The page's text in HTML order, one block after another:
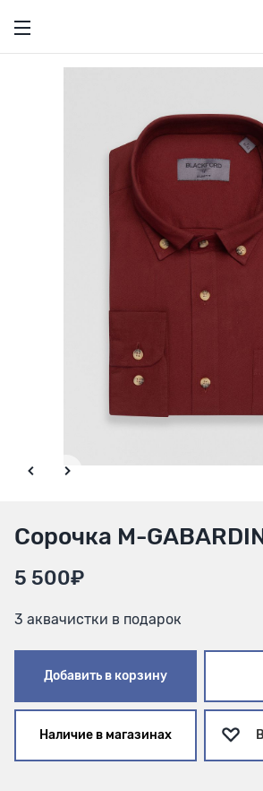
Сорочка M-
5 500₽
3 аквачистки в подарок
Добавить в корзину
Наличие в магазинах